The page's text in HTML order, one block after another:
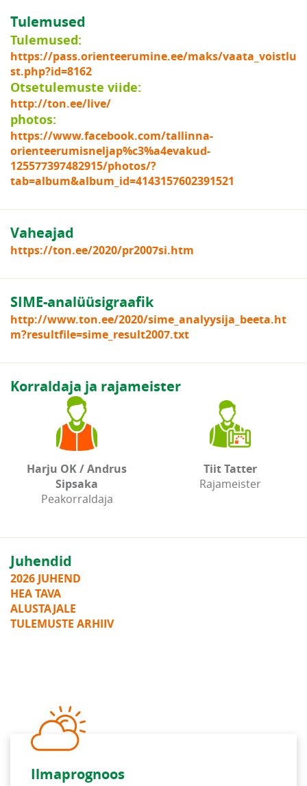
Tulemused
Tulemused:
https://pass.orienteerumine.ee/maks/vaata_voistlu
st.php?id=8162
Otsetulemuste viide:
http://ton.ee/live/
photos:
https://www.facebook.com/tallinna-
orienteerumisneljap%c3%a4evakud-
125577397482915/photos/?
tab=album&album_id=4143157602391521
Vaheajad
https://ton.ee/2020/pr2007si.htm
SIME-analüüsigraafik
http://www.ton.ee/2020/sime_analyysija_beeta.ht
m?resultfile=sime_result2007.txt
Korraldaja ja rajameister
Harju OK / Andrus
Sipsaka
Peakorraldaja
Tiit Tatter
Rajameister
Juhendid
2026 JUHEND
HEA TAVA
ALUSTAJALE
TULEMUSTE ARHIIV
Ilmaprognoos